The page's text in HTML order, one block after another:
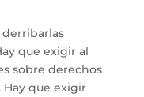
derribarlas
que exigir al
sobre derechos
Hay que exigir